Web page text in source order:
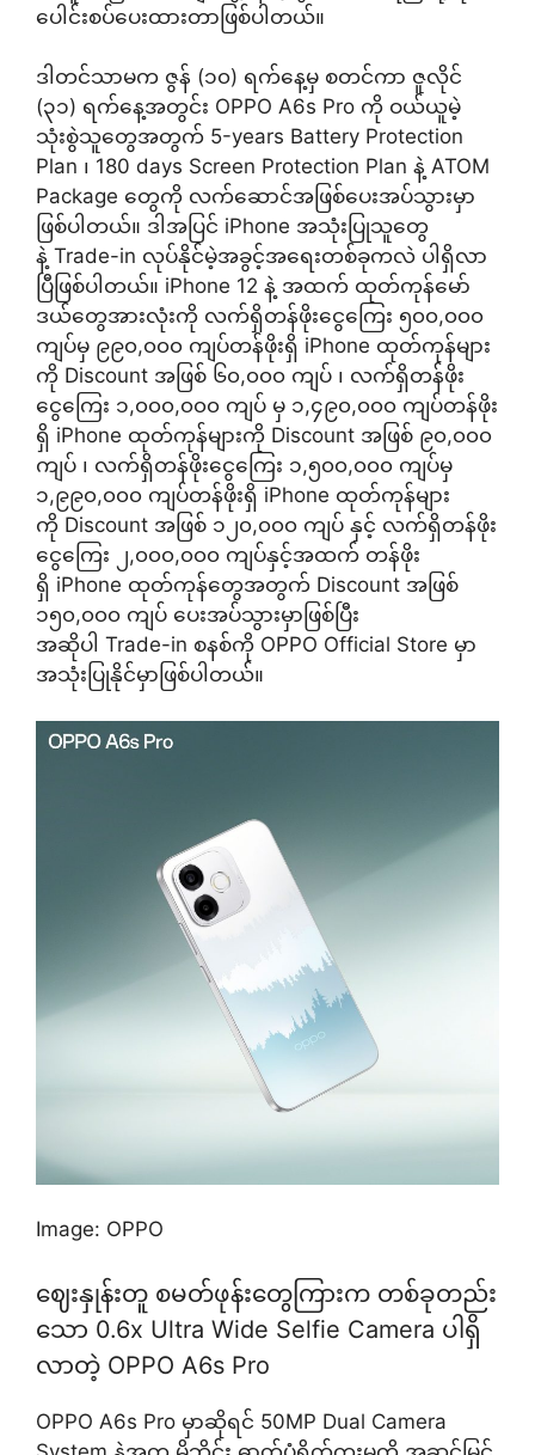
ပေါင်းစပ်ပေးထားတာဖြစ်ပါတယ်။
ဒါတင်သာမက ဇွန် (၁၀) ရက်နေ့မှ စတင်ကာ ဇူလိုင်
(၃၁) ရက်နေ့အတွင်း OPPO A6s Pro ကို ဝယ်ယူမဲ့
သုံးစွဲသူတွေအတွက် 5-years Battery Protection
Plan ၊ 180 days Screen Protection Plan နဲ့ ATOM
Package တွေကို လက်ဆောင်အဖြစ်ပေးအပ်သွားမှာ
ဖြစ်ပါတယ်။ ဒါအပြင် iPhone အသုံးပြုသူတွေ
နဲ့ Trade-in လုပ်နိုင်မဲ့အခွင့်အ‌ရေးတစ်ခုကလဲ ပါရှိလာ
ပြီဖြစ်ပါတယ်။ iPhone 12 နဲ့ အထက် ထုတ်ကုန်မော်
ဒယ်တွေအားလုံးကို လက်ရှိတန်ဖိုးငွေကြေး ၅၀၀,၀၀၀
ကျပ်မှ ၉၉၀,၀၀၀ ကျပ်တန်ဖိုးရှိ iPhone ထုတ်ကုန်များ
ကို Discount အဖြစ် ၆၀,၀၀၀ ကျပ် ၊ လက်ရှိတန်ဖိုး
ငွေကြေး ၁,၀၀၀,၀၀၀ ကျပ် မှ ၁,၄၉၀,၀၀၀ ကျပ်တန်ဖိုး
ရှိ iPhone ထုတ်ကုန်များကို Discount အဖြစ် ၉၀,၀၀၀
ကျပ် ၊ လက်ရှိတန်ဖိုးငွေကြေး ၁,၅၀၀,၀၀၀ ကျပ်မှ
၁,၉၉၀,၀၀၀ ကျပ်တန်ဖိုးရှိ iPhone ထုတ်ကုန်များ
ကို Discount အဖြစ် ၁၂၀,၀၀၀ ကျပ် နှင့် လက်ရှိတန်ဖိုး
ငွေကြေး ၂,၀၀၀,၀၀၀ ကျပ်နှင့်အထက် တန်ဖိုး
ရှိ iPhone ထုတ်ကုန်တွေအတွက် Discount အဖြစ်
၁၅၀,၀၀၀ ကျပ် ပေးအပ်သွားမှာဖြစ်ပြီး
အဆိုပါ Trade-in စနစ်ကို OPPO Official Store မှာ
အသုံးပြုနိုင်မှာဖြစ်ပါတယ်။
Image: OPPO
ဈေးနှုန်းတူ စမတ်ဖုန်းတွေကြားက တစ်ခုတည်း
သော 0.6x Ultra Wide Selfie Camera ပါရှိ
လာတဲ့ OPPO A6s Pro
OPPO A6s Pro မှာဆိုရင် 50MP Dual Camera